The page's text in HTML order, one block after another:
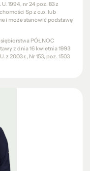
1994, nr 24 poz. 83 z
Sp z o.o. lub
i może stanowić podstawę
PÓŁNOC
z dnia 16 kwietnia 1993
2003 r., Nr 153, poz. 1503